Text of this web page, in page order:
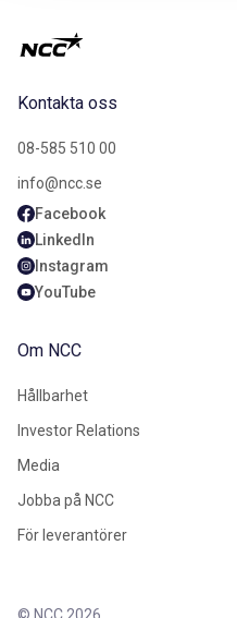
Kontakta oss
08-585 510 00
info@ncc.se
Facebook
LinkedIn
Instagram
YouTube
Om NCC
Hållbarhet
Investor Relations
Media
Jobba på NCC
För leverantörer
© NCC 2026